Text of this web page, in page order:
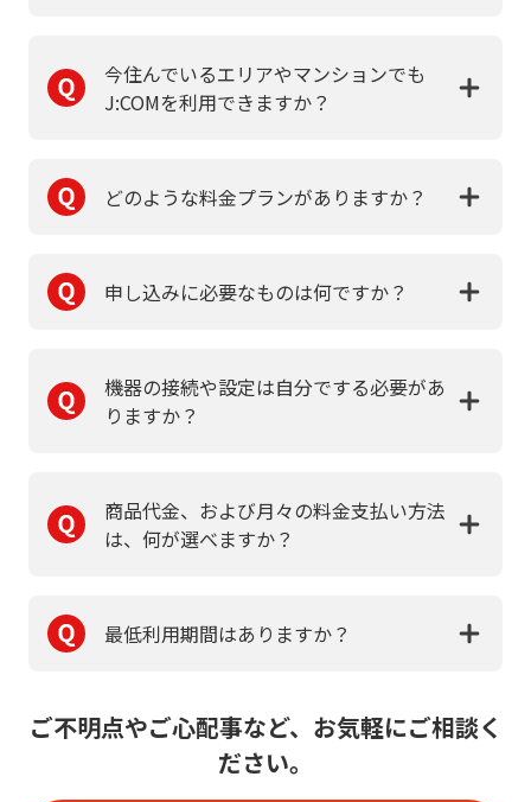
今住んでいるエリアやマンションでも
J:COMを利用できますか？
どのような料金プランがありますか？
申し込みに必要なものは何ですか？
機器の接続や設定は自分でする必要があ
りますか？
商品代金、および月々の料金支払い方法
は、何が選べますか？
最低利用期間はありますか？
ご不明点やご心配事など、お気軽にご相談く
ださい。